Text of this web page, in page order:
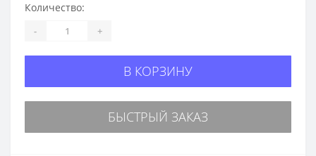
Количество:
- +
В КОРЗИНУ
БЫСТРЫЙ ЗАКАЗ